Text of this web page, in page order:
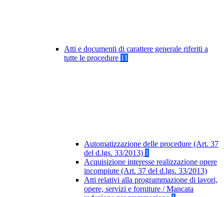
Atti e documenti di carattere generale riferiti a
tutte le procedure 11
Automatizzazione delle procedure (Art. 37
del d.lgs. 33/2013) 1
Acquisizione interesse realizzazione opere
incompiute (Art. 37 del d.lgs. 33/2013)
Atti relativi alla programmazione di lavori,
opere, servizi e forniture / Mancata